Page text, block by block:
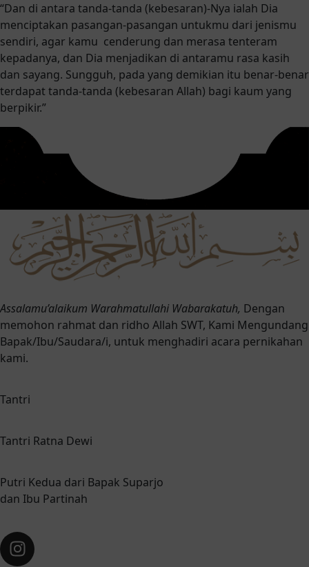
“Dan di antara tanda-tanda (kebesaran)-Nya ialah Dia
menciptakan pasangan-pasangan untukmu dari jenismu
sendiri, agar kamu cenderung dan merasa tenteram
kepadanya, dan Dia menjadikan di antaramu rasa kasih
dan sayang. Sungguh, pada yang demikian itu benar-benar
terdapat tanda-tanda (kebesaran Allah) bagi kaum yang
berpikir.”
Assalamu’alaikum Warahmatullahi Wabarakatuh, Dengan
memohon rahmat dan ridho Allah SWT, Kami Mengundang
Bapak/Ibu/Saudara/i, untuk menghadiri acara pernikahan
kami.
Tantri
Tantri Ratna Dewi
Putri Kedua dari Bapak Suparjo
dan Ibu Partinah